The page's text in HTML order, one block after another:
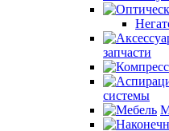
запчасти
системы